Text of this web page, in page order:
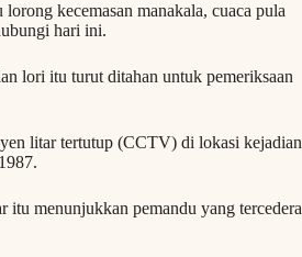
kecemasan manakala, cuaca pula
hari ini.
lori itu turut ditahan untuk pemeriksaan
litar tertutup (CCTV) di lokasi kejadian
itu menunjukkan pemandu yang tercedera